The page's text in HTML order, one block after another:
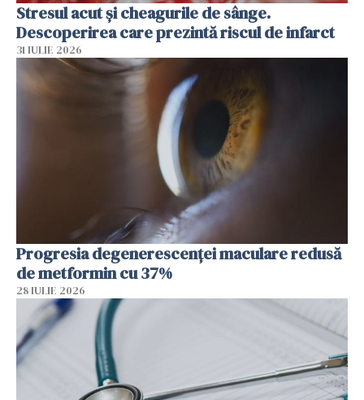
Stresul acut și cheagurile de sânge.
Descoperirea care prezintă riscul de infarct
31 IULIE 2026
Progresia degenerescenței maculare redusă
de metformin cu 37%
28 IULIE 2026